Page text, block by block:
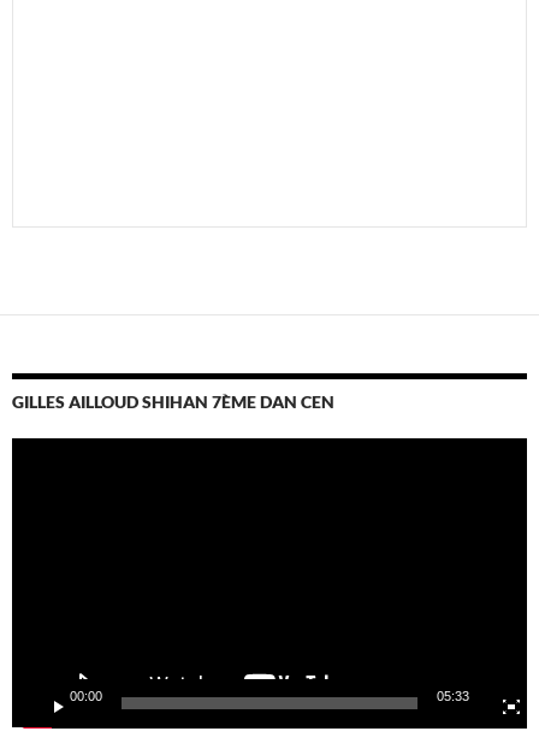
GILLES AILLOUD SHIHAN 7ÈME DAN CEN
00:00 05:33